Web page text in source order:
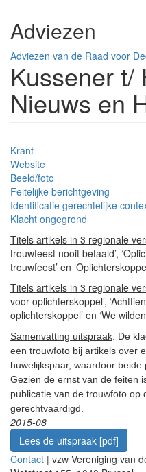
Adviezen
Adviezen van de Raad voor
Kussener t/
Nieuws en
Krant
Website
Beeld/foto
Feitelijke berichtgeving
Identificatie gerechtelijke
Klacht ongegrond
Titels artikels in 3 regionale
trouwfeest nooit betaald’,
trouwfeest’ en
Titels artikels in 3 regionale
voor oplichterskoppel’,
oplichterskoppel’ en ‘We
Samenvatting uitspraak: De
een trouwfoto bij artikels over
huwelijkspaar, waardoor
Gezien de ernst van de feiten
publicatie van de trouwfoto op
gerechtvaardigd.
2015-08
Lees de uitspraak [pdf]
Contact | vzw Vereniging van